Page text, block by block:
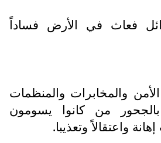
فعاث في الأرض فساداً
والمخابرات والمنظمات
بالجحور من كانوا يسومون
واعتقالاً وتعذيبا.